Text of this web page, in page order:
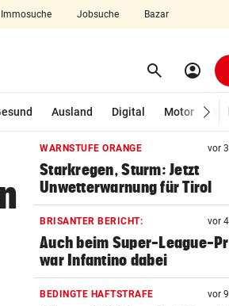
Immosuche Jobsuche Bazar
search Suchen
account_circle
Ausland Digital Motor
WARNSTUFE ORANGE vor
Starkregen, Sturm: Jetzt
Unwetterwarnung für Tirol
BRISANTER BERICHT: vor
Auch beim Super-League-
war Infantino dabei
BEDINGTE HAFTSTRAFE vor